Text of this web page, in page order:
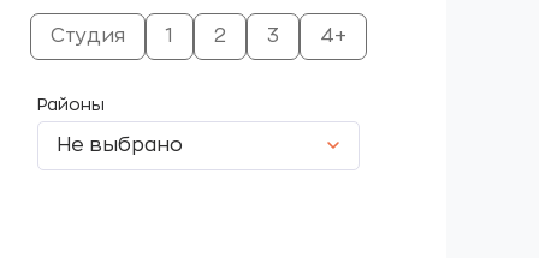
Студия 1 2 3 4+
Районы
Не выбрано